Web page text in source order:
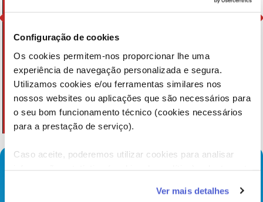
Configuração de cookies
Os cookies permitem-nos proporcionar lhe uma
experiência de navegação personalizada e segura.
Utilizamos cookies e/ou ferramentas similares nos
nossos websites ou aplicações que são necessários para
o seu bom funcionamento técnico (cookies necessários
para a prestação de serviço).
Caso aceite, poderemos utilizar cookies para analisar
funcionalidades (cookies de personalização e
Ver mais detalhes